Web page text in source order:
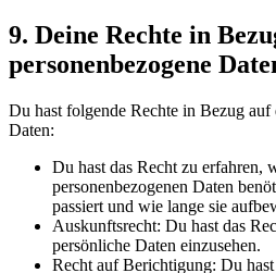
9. Deine Rechte in
personenbezogene
Du hast folgende Rechte in Bezug auf
Daten:
Du hast das Recht zu erfahren,
personenbezogenen Daten
passiert und wie lange sie
Auskunftsrecht: Du hast das
persönliche Daten einzusehen.
Recht auf Berichtigung: Du